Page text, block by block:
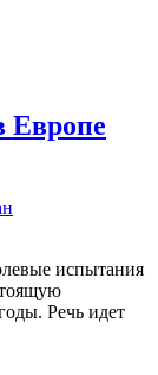
Европе
испытания
Речь идет